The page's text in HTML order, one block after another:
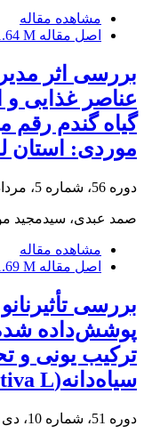
مشاهده مقاله
اصل مقاله M
بررسی اثر
عناصر غذایی
گیاه گندم رقم
موردی: استان
دوره 56، شماره 5، مرداد 1404، صفحه
صمد عبدی، سیدمجید
مشاهده مقاله
اصل مقاله M
بررسی
پوشش‌داده شده
ترکیب یونی و
سیاه‌دانه(Nigella sativa L.)
دوره 51، شماره 10، دی 1399، صفحه